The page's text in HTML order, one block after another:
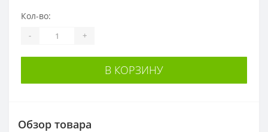
Кол-во:
- +
В КОРЗИНУ
Обзор товара